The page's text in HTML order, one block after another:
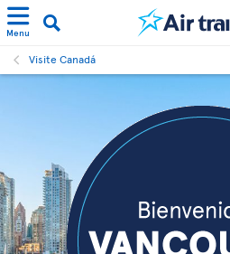
Menu
Visite Canadá